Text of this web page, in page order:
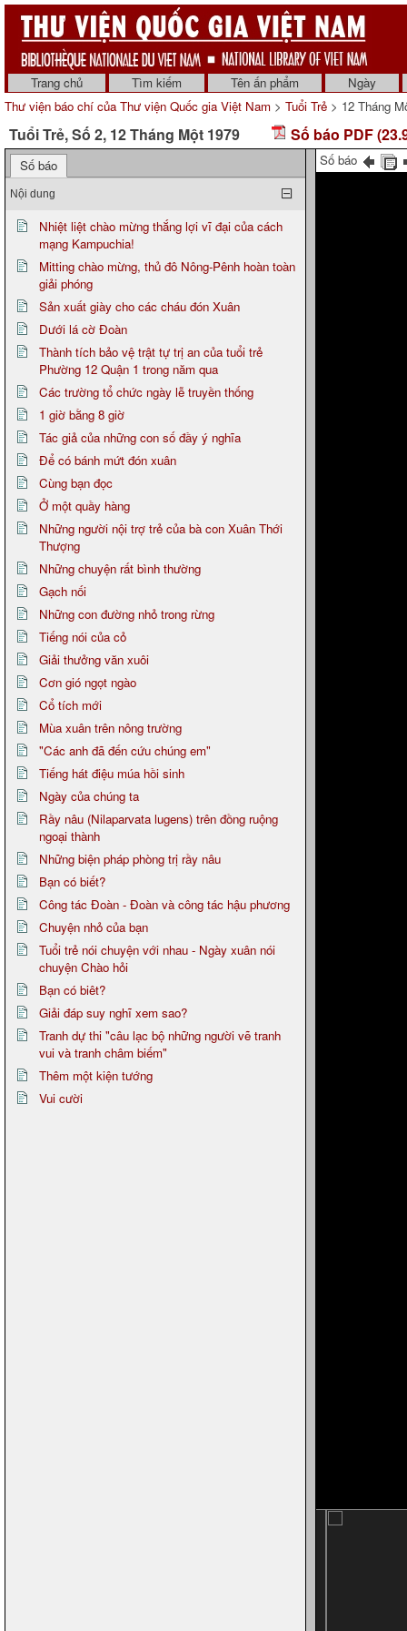
Trang chủ Tìm kiếm Tên ấn phẩm
Ngày
Thư viện báo chí của Thư viện Quốc gia Việt Nam > Tuổi Trẻ > 12 Tháng
Tuổi Trẻ, Số 2, 12 Tháng Một 1979 Số báo PDF
Số báo
Nội dung
Nhiệt liệt chào mừng thắng lợi vĩ đại của cách
mạng Kampuchia!
Mitting chào mừng, thủ đô Nông-Pênh hoàn toàn
giải phóng
Sản xuất giày cho các cháu đón Xuân
Dưới lá cờ Đoàn
Thành tích bảo vệ trật tự trị an của tuổi trẻ
Phường 12 Quận 1 trong năm qua
Các trường tổ chức ngày lễ truyền thống
1 giờ bằng 8 giờ
Tác giả của những con số đầy ý nghĩa
Để có bánh mứt đón xuân
Cùng bạn đọc
Ở một quầy hàng
Những người nội trợ trẻ của bà con Xuân Thới
Thượng
Những chuyện rất bình thường
Gạch nối
Những con đường nhỏ trong rừng
Tiếng nói của cỏ
Giải thưởng văn xuôi
Cơn gió ngọt ngào
Cổ tích mới
Mùa xuân trên nông trường
"Các anh đã đến cứu chúng em"
Tiếng hát điệu múa hồi sinh
Ngày của chúng ta
Rầy nâu (Nilaparvata lugens) trên đồng ruộng
ngoại thành
Những biện pháp phòng trị rầy nâu
Bạn có biết?
Công tác Đoàn - Đoàn và công tác hậu phương
Chuyện nhỏ của bạn
Tuổi trẻ nói chuyện với nhau - Ngày xuân nói
chuyện Chào hỏi
Bạn có biêt?
Giải đáp suy nghĩ xem sao?
Tranh dự thi "câu lạc bộ những người vẽ tranh
vui và tranh châm biếm"
Thêm một kiện tướng
Vui cười
Số báo